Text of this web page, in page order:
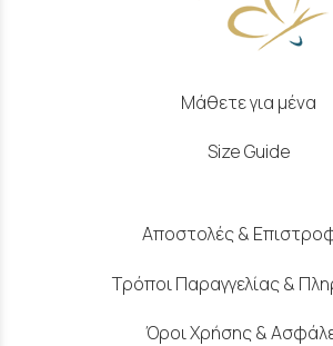
Μάθετε για μένα
Size Guide
Αποστολές &
Τρόποι Παραγγελίας &
Όροι Χρήσης &